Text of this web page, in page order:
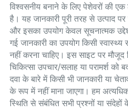
विश्वसनीय बनाने के लिए पेशेवरों की एक
है। यह जानकारी पूरी तरह से उत्पाद
और इसका उपयोग केवल सूचनात्मक
गई जानकारी का उपयोग किसी
नहीं करना चाहिए। इस साइट पर मौजूद
चिकित्सा उपचार/सलाह या परामर्श को
दवा के बारे में किसी भी जानकारी या
के रूप में नहीं माना जाएगा। हम
स्थिति से संबंधित सभी प्रश्नों या